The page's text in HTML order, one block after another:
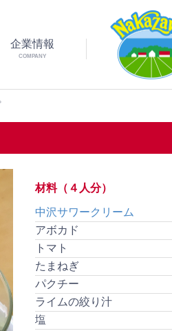
企業情報
COMPANY
材料（４人分）
中沢サワークリーム
アボカド
トマト
たまねぎ
パクチー
ライムの絞り汁
塩